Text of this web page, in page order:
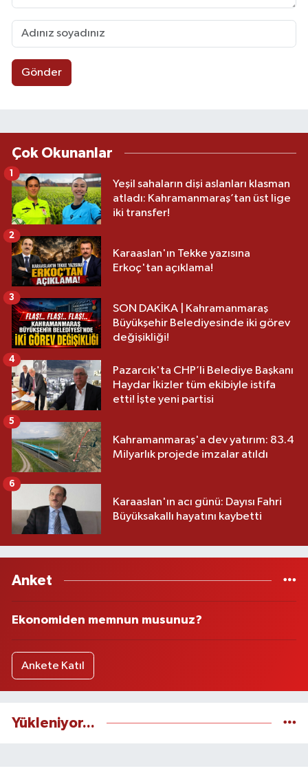
Gönder
Çok Okunanlar
Yeşil sahaların dişi aslanları klasman
atladı: Kahramanmaraş’tan üst lige
iki transfer!
1
Karaaslan'ın Tekke yazısına
Erkoç'tan açıklama!
2
SON DAKİKA | Kahramanmaraş
Büyükşehir Belediyesinde iki görev
değişikliği!
3
Pazarcık'ta CHP’li Belediye Başkanı
Haydar İkizler tüm ekibiyle istifa
etti! İşte yeni partisi
4
Kahramanmaraş'a dev yatırım: 83.4
Milyarlık projede imzalar atıldı
5
Karaaslan'ın acı günü: Dayısı Fahri
Büyüksakallı hayatını kaybetti
6
Anket
Ekonomiden memnun musunuz?
Ankete Katıl
Yükleniyor...